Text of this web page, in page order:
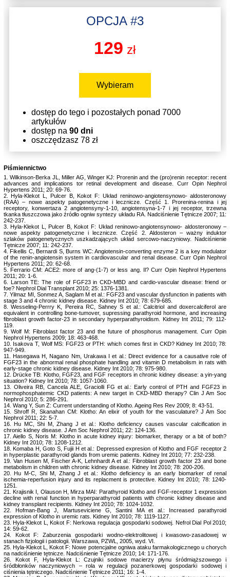
OPCJA #3
129 zł
Wybieram
dostęp do tego i pozostałych ponad 7000
artykułów
dostęp na 90 dni
oszczędzasz 78 zł
Piśmiennictwo
1. Wilkinson-Berka JL, Miller AG, Winger KJ: Prorenin and the (pro)renin receptor: recent
advances and implications tor retinal development and disease. Curr Opin Nephrol
Hypertens 2011; 20: 69-76.
2. Hyla-Klekot L, Pulcer B, Kokot F: Układ reninowo-angiotensynowo- aldosteronowy
(RAA) – nowe aspekty patogenetyczne i lecznicze. Część 1. Prorenina-renina i jej
receptory, konwertaza 2 angiotensyny-1-10, angiotensyna-1-7 i jej receptor, trzewna
tkanka tłuszczowa jako źródło ogniw syntezy układu RA. Nadciśnienie Tętnicze 2007; 11:
242-237.
3. Hyla-Klekot L, Pulcer B, Kokot F: Układ reninowo-angiotensynowo- aldosteronowy –
nowe aspekty patogenetyczne i lecznicze. Część 2. Aldosteron – ważny induktor
szlaków patogenetycznych uszkadzających układ sercowo-naczyniowy. Nadciśnienie
Tętnicze 2007; 11: 242-237.
4. Fikellis C, Bernardi S, Burns WC: Angiotensin-converting enzyme 2 is a key modulator
of the renin-angiotensin system in cardiovascular and renal disease. Curr Opin Nephrol
Hypertens 2011; 20: 62-68.
5. Ferrario CM: ACE2: more of ang-(1-7) or less ang. Il? Curr Opin Nephrol Hypertens
2011; 20: 1-6.
6. Larson TE: The role of FGF23 in CKD-MBD and cardio-vascular disease: friend or
foe? Nephrol Dial Transplant 2010; 25: 1376-1381.
7. Yilmaz MI, Sonmez A, Saglam M et al.: FGF23 and vascular dysfunction in patients with
stage 3 and 4 chronic kidney disease. Kidney Int 2010; 78: 679-685.
8. Wesseling-Perrry K, Pereira RC, Sahney S et al.: Calcitriol and doxercalciferol are
equivalent in controlling bone-tumover, supressing parathyroid hormone, and increasing
fibroblast growth factor-23 in secondary hyperparathyroidism. Kidney Int 2011; 79: 112-
119.
9. Wolf M: Fibroblast factor 23 and the future of phosphorus management. Curr Opin
Nephrol Hypertens 2009; 18: 463-468.
10. Isakova T, Wolf MS: FGF23 or PTH: which comes first in CKD? Kidney Int 2010; 78:
947-949.
11. Hasegawa H, Nagano Nm, Urakawa I et al.: Direct evidence for a causative role of
FGF23 in the abnormal renal phosphate handling and vitamin D metabolism in rats with
early-stage chronic kidney disease. Kidney Int 2010; 78: 975-980.
12. Drücke TB: Klotho, FGF23, and FGF receptors in chronic kidney disease: a yin-yang
situation? Kidney Int 2010; 78: 1057-1060.
13. Oliveira RB, Cancela ALE, Graciolli FG et al.: Early control of PTH and FGF23 in
normophosphatemic CKD patients: A new target in CKD-MBD therapy? Clin J Am Soc
Nephrol 2010; 5: 286-291.
14. Wang Y, Sun Z: Current understanding of Klotho. Ageing Res Rev 2009; 8: 43-51.
15. Shroff R, Skanahan CM: Klotho: An elixir of youth for the vasculature? J Am Soc
Nephrol 2011; 22: 5-7.
16. Hu MC, Shi M, Zhang J et al.: Klotho deficiency causes vascular calcification in
chronic kidney disease. J Am Soc Nephrol 2011; 22: 124-136.
17. Aiello S, Noris M: Klotho in acute kidney injury: biomarker, therapy or a bit of both?
Kidney Int 2010; 78: 1208-1212.
18. Komaba H, Goto S, Fujii H et al.: Depressed expresion of Klotho and FGF receptor 2
in hyperplastic parathyroid glands from uremic patients. Kidney Int 2010; 77: 232-238.
19. Van Husen M, Fischer A-K, Lehnhardt A et al.: Fibroblast growth factor 23 and bone
metabolism in children with chronic kidney disease. Kidney Int 2010; 78: 200-206.
20. Hu M-C, Shi M, Zhang J et al.: Klotho deficiency is an early biomarker of renal
ischemia-reperfusion injury and its replacment is protective. Kidney Int 2010; 78: 1240-
1251.
21. Krajisnik I, Olauson H, Mirza MAI: Parathyroid Klotho and FGF-receptor 1 expression
decline with renal function in hyperparathyroid patients with chronic kidney disease and
kidney transplant recipients. Kidney Int 2010; 78: 1024-1032.
22. Hofman-Bang J, Martuseviciene G, Santini MA et al.: Increased parathyroid
expression of Klotho in uremic rats. Kidney Int 2010; 78: 1119-1127.
23. Hyla-Klekot L, Kokot F: Nerkowa regulacja gospodarki sodowej. Nefrol Dial Pol 2010;
14: 59-62.
24. Kokot F: Zaburzenia gospodarki wodno-elektrolitowej i kwasowo-zasadowej w
stanach fizjologii i patologii. Warszawa, PZWL, 2005, wyd. VI.
25. Hyla-Klekot L, Kokot F: Nowe potencjalne ogniwa ataku farmakologicznego u chorych
na nadciśnienie tętnicze. Nadciśnienie Tętnicze 2010; 14: 171-176.
26. Kokot F, Hyla-Klekot L: Czujniki sodowe macierzy płynu śródmiąższowego i
śródbłonków naczyniowych – rola w regulacji pozanerkowej gospodarki sodowej i
ciśnienia tętniczego. Nadciśnienie Tętnicze 2011; 16: 1-4.